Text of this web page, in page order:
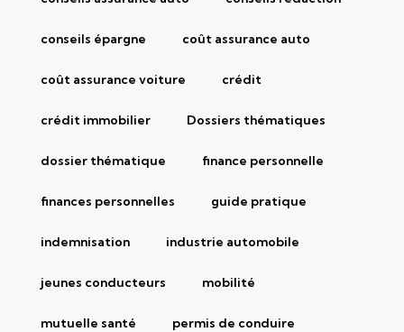
conseils épargne coût assurance auto
coût assurance voiture crédit
crédit immobilier Dossiers thématiques
dossier thématique finance personnelle
finances personnelles guide pratique
indemnisation industrie automobile
jeunes conducteurs mobilité
mutuelle santé permis de conduire